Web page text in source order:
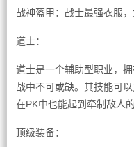
战神盔甲：战士最强衣服
道士：
道士是一个辅助型职业，
战中不可或缺。其技能可
在PK中也能起到牵制敌人的
顶级装备：